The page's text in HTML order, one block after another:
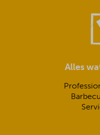
Alles